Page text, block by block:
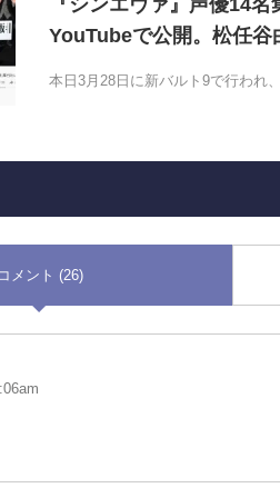
『シンエヴァ』声優14
YouTubeで公開。松任
本日3月28日に新バルト9で行われ
コメント (26)